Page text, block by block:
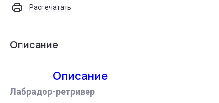
Распечатать
Описание
Описание
Лабрадор-ретривер